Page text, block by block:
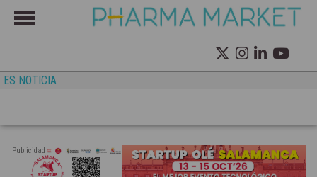
ES NOTICIA
Publicidad